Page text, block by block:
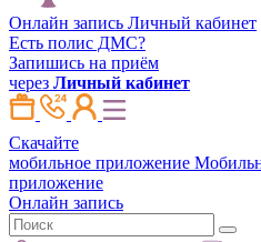
Онлайн запись Личный кабинет
Есть полис ДМС?
Запишись на приём
через Личный кабинет
Скачайте
мобильное приложение
приложение
Онлайн запись